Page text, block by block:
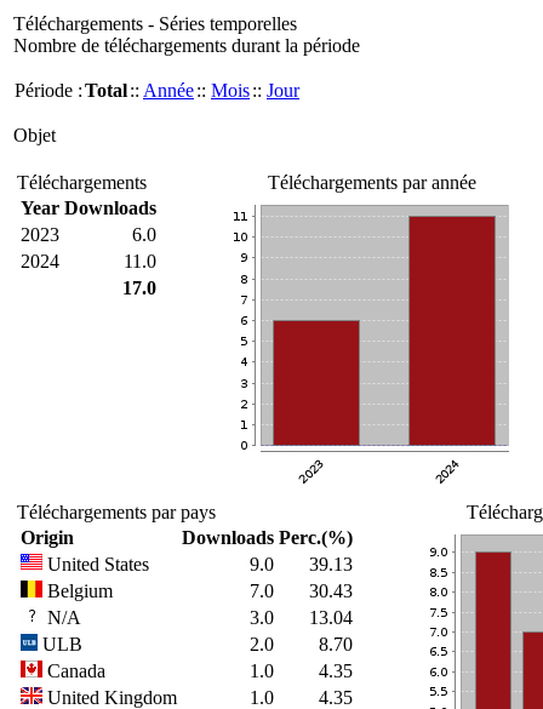
Téléchargements - Séries temporelles
Nombre de téléchargements durant la période
Période :Total:: Année:: Mois:: Jour
Objet
Téléchargements
Year Downloads
2023
6.0
2024
11.0
17.0
Téléchargements par année
Téléchargements par pays
Origin
Downloads Perc.(%)
United States
9.0
39.13
Belgium
7.0
30.43
N/A
3.0
13.04
ULB
2.0
8.70
Canada
1.0
4.35
United Kingdom
1.0
4.35